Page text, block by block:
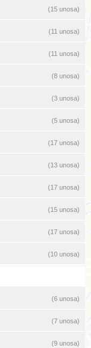
(15 unosa)
(11 unosa)
(11 unosa)
(8 unosa)
(3 unosa)
(5 unosa)
(17 unosa)
(13 unosa)
(17 unosa)
(15 unosa)
(17 unosa)
(10 unosa)
(6 unosa)
(7 unosa)
(9 unosa)